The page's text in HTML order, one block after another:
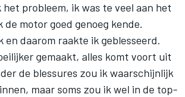
probleem, ik was te veel aan het
motor goed genoeg kende.
en daarom raakte ik geblesseerd.
gemaakt, alles komt voort uit
de blessures zou ik waarschijnlijk
maar soms zou ik wel in de top-